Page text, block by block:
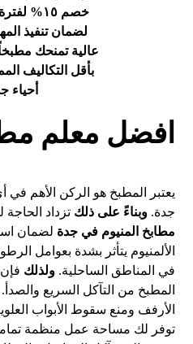
خصم ١٥%
لضمان تنفيذ
عالية تمنحك
بأقل التكاليف
أحياء
افضل معلم
يعتبر المطبخ هو الركن الأهم
جدة.وبناءً على ذلك تزداد
مطابخ المنيوم في جدة لضمان
الألمنيوم يتأثر بشدة بعوامل
في المناطق الساحلية.ولذلك
المطبخ من التآكل السريع
الأرفف ومنع سقوط الأبواب
توفر لك مساحة عمل منظمة